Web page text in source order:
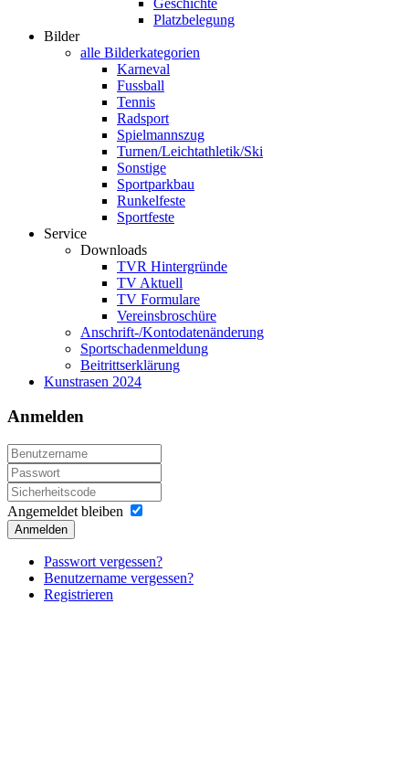
Platzbelegung
Bilder
alle Bilderkategorien
Karneval
Fussball
Tennis
Radsport
Spielmannszug
Turnen/Leichtathletik/Ski
Sonstige
Sportparkbau
Runkelfeste
Sportfeste
Service
Downloads
TVR Hintergründe
TV Aktuell
TV Formulare
Vereinsbroschüre
Anschrift-/Kontodatenänderung
Sportschadenmeldung
Beitrittserklärung
Kunstrasen 2024
Anmelden
Angemeldet bleiben
Anmelden
Passwort vergessen?
Benutzername vergessen?
Registrieren